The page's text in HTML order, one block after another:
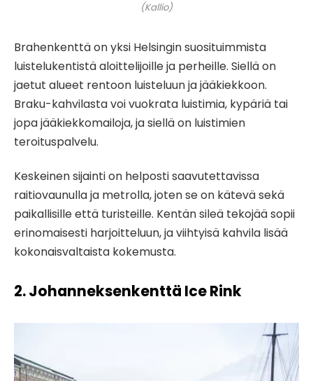
(Kallio)
Brahenkenttä on yksi Helsingin suosituimmista
luistelukentistä aloittelijoille ja perheille. Siellä on
jaetut alueet rentoon luisteluun ja jääkiekkoon.
Braku-kahvilasta voi vuokrata luistimia, kypäriä tai
jopa jääkiekkomailoja, ja siellä on luistimien
teroituspalvelu.
Keskeinen sijainti on helposti saavutettavissa
raitiovaunulla ja metrolla, joten se on kätevä sekä
paikallisille että turisteille. Kentän sileä tekojää sopii
erinomaisesti harjoitteluun, ja viihtyisä kahvila lisää
kokonaisvaltaista kokemusta.
2. Johanneksenkenttä Ice Rink